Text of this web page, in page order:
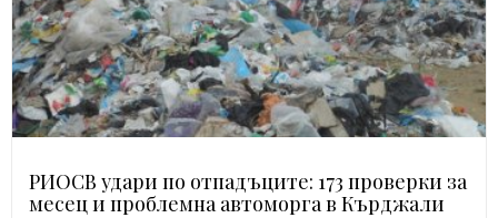
РИОСВ удари по отпадъците: 173 проверки за
месец и проблемна автоморга в Кърджали